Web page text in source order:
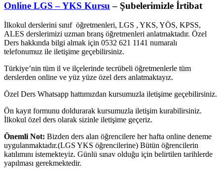
Online LGS – YKS Kursu – Şubelerimizle İrtibat
İlkokul derslerini sınıf öğretmenleri, LGS , YKS, YÖS, KPSS,
ALES derslerimizi uzman branş öğretmenleri anlatmaktadır. Özel
Ders hakkında bilgi almak için 0532 621 1141 numaralı
telefonumuz ile iletişime geçebilirsiniz.
Türkiye’nin tüm il ve ilçelerinde tecrübeli öğretmenlerle tüm
derslerden online ve yüz yüze özel ders anlatmaktayız.
Özel Ders Whatsapp hattımızdan kursumuzla iletişime geçebilirsiniz.
Ön kayıt formunu doldurarak kursumuzla iletişim kurabilirsiniz.
İlkokul özel ders olarak sizinle iletişime geçeriz.
Önemli Not: Bizden ders alan öğrencilere her hafta online deneme
uygulanmaktadır.(LGS YKS öğrencilerine) Bütün öğrencilerin
katılımını istemekteyiz. Günlü sınav olduğu için belirtilen tarihlerde
yapılması gerekmektedir.